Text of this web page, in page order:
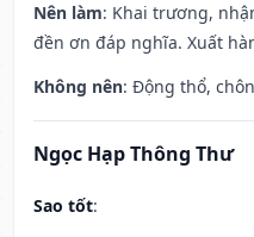
Nên làm: Khai trương,
đền ơn đáp nghĩa. Xuất
Không nên: Động thổ,
Ngọc Hạp Thông Thư
Sao tốt: